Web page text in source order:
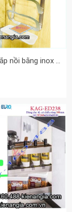
Giá treo nắp nồi bằng inox EUROGOLD KAG-ED228